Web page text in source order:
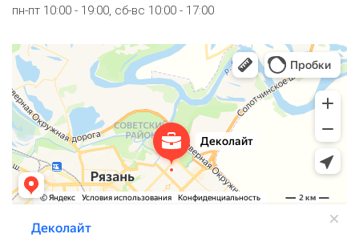
пн-пт 10:00 - 19:00, сб-вс 10:00 - 17:00